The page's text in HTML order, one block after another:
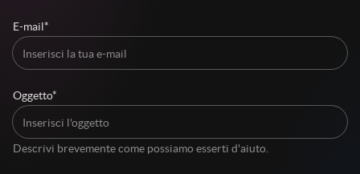
E-mail*
Oggetto*
Descrivi brevemente come possiamo esserti d'aiuto.